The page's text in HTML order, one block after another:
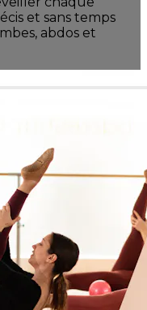
et sans temps
abdos et